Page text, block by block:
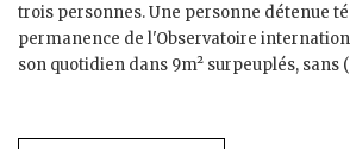
trois personnes. Une personne détenue
permanence de l'Observatoire
son quotidien dans 9m² surpeuplés, sans